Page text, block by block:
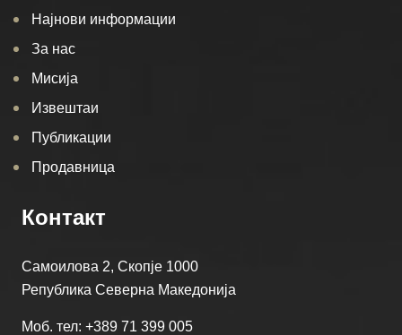
Најнови информации
За нас
Мисија
Извештаи
Публикации
Продавница
Контакт
Самоилова 2, Скопје 1000
Република Северна Македонија
Моб. тел: +389 71 399 005